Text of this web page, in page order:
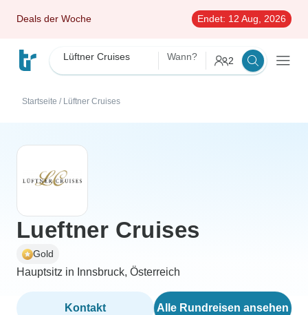
Deals der Woche Endet: 12 Aug, 2026
Lüftner Cruises Wann? 2
Startseite / Lüftner Cruises
Lueftner Cruises
Gold
Hauptsitz in Innsbruck, Österreich
Kontakt Alle Rundreisen ansehen